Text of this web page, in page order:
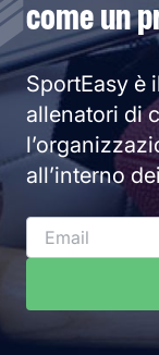
come un
SportEasy è
allenatori di
all’interno